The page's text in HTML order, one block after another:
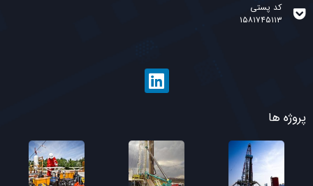
کد پستی
۱۵۸۱۷۴۵۱۱۳
پروژه ها